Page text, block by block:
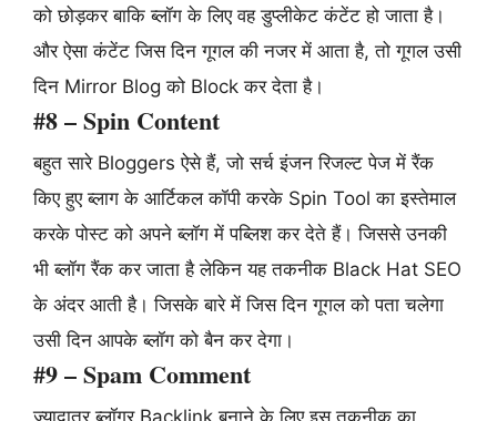
को छोड़कर बाकि ब्लॉग के लिए वह डुप्लीकेट कंटेंट हो जाता है।
और ऐसा कंटेंट जिस दिन गूगल की नजर में आता है, तो गूगल उसी
दिन Mirror Blog को Block कर देता है।
#8 – Spin Content
बहुत सारे Bloggers ऐसे हैं, जो सर्च इंजन रिजल्ट पेज में रैंक
किए हुए ब्लाग के आर्टिकल कॉपी करके Spin Tool का इस्तेमाल
करके पोस्ट को अपने ब्लॉग में पब्लिश कर देते हैं। जिससे उनकी
भी ब्लॉग रैंक कर जाता है लेकिन यह तकनीक Black Hat SEO
के अंदर आती है। जिसके बारे में जिस दिन गूगल को पता चलेगा
उसी दिन आपके ब्लॉग को बैन कर देगा।
#9 – Spam Comment
ज्यादातर ब्लॉगर Backlink बनाने के लिए इस तकनीक का